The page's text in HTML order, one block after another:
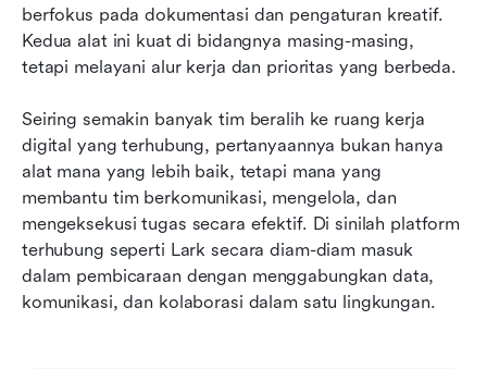
berfokus pada dokumentasi dan pengaturan kreatif.
Kedua alat ini kuat di bidangnya masing-masing,
tetapi melayani alur kerja dan prioritas yang berbeda.
Seiring semakin banyak tim beralih ke ruang kerja
digital yang terhubung, pertanyaannya bukan hanya
alat mana yang lebih baik, tetapi mana yang
membantu tim berkomunikasi, mengelola, dan
mengeksekusi tugas secara efektif. Di sinilah platform
terhubung seperti Lark secara diam-diam masuk
dalam pembicaraan dengan menggabungkan data,
komunikasi, dan kolaborasi dalam satu lingkungan.
Airtable vs Notion: Apakah harga mereka
sepadan dengan biayanya
perusahaan memilih solusi lain
Lark: Alternatif terpadu dan lebih cerdas untuk
Airtable dan Notion
Putusan Akhir: Mengapa Lark mengungguli
Airtable dan Notion
Kesimpulan